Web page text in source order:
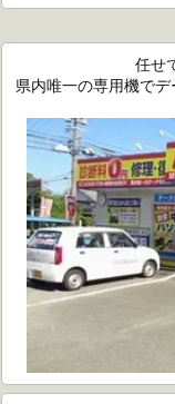
任せ
県内唯一の専用機でデ